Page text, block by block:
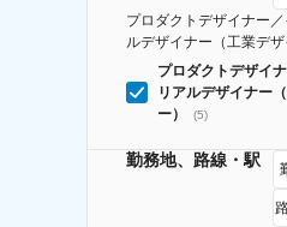
プロダクトデザイナー
ルデザイナー（工業デザ
プロダクトデザイ
リアルデザイナー
ー）
(5)
勤務地、路線・駅